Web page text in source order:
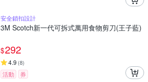
安全鎖扣設計
3M Scotch新一代可拆式萬用食物剪刀(王子藍)
$292
4.9 (8)
活動
券